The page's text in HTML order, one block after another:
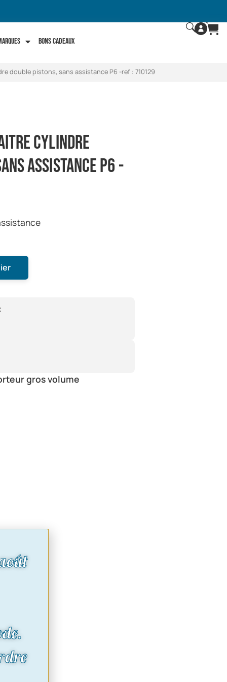
Bons Cadeaux
double pistons, sans assistance P6 -ref : 710129
cylindre
assistance P6 -
gros volume